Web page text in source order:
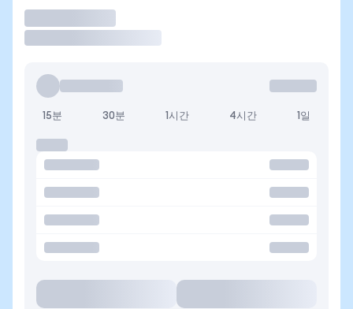
15분 30분 1시간 4시간 1일